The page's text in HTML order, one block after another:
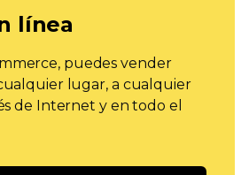
línea
puedes vender
lugar, a cualquier
de Internet y en todo el